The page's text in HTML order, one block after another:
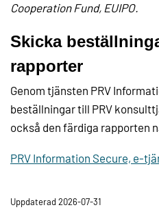
Cooperation Fund, EUIPO.
Skicka
rapporter
Genom tjänsten PRV
beställningar till PRV
också den färdiga rapporten
PRV Information Secure, e-
Uppdaterad 2026-07-31